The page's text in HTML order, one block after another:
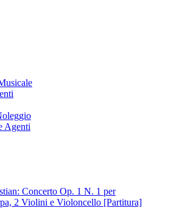
Agenti
Concerto Op. 1 N. 1 per
2 Violini e Violoncello [Partitura]